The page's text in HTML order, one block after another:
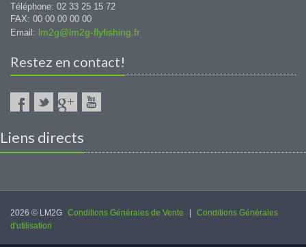
Téléphone: 02 33 25 15 72
FAX: 00 00 00 00 00
Email: lm2g@lm2g-flyfishing.fr
Restez en contact!
Liens directs
2026 © LM2G Conditions Générales de Vente
Conditions Générales
d'utilisation